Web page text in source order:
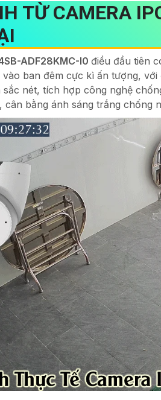
TỪ CAMERA
ADF28KMC-I0 điều đầu tiên
vào ban đêm cực kì ấn tượng,
nét, tích hợp công nghệ
cân bằng ánh sáng trắng chống